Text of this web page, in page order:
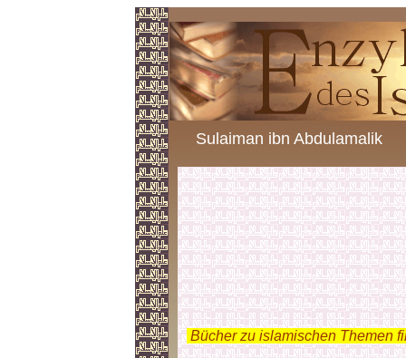
Sulaiman ibn Abdulamalik
Bücher zu islamischen Themen